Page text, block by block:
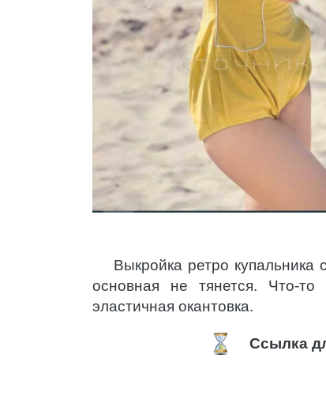
Выкройка ретро
основная не тянется. Что-то
эластичная окантовка.
Ссылка